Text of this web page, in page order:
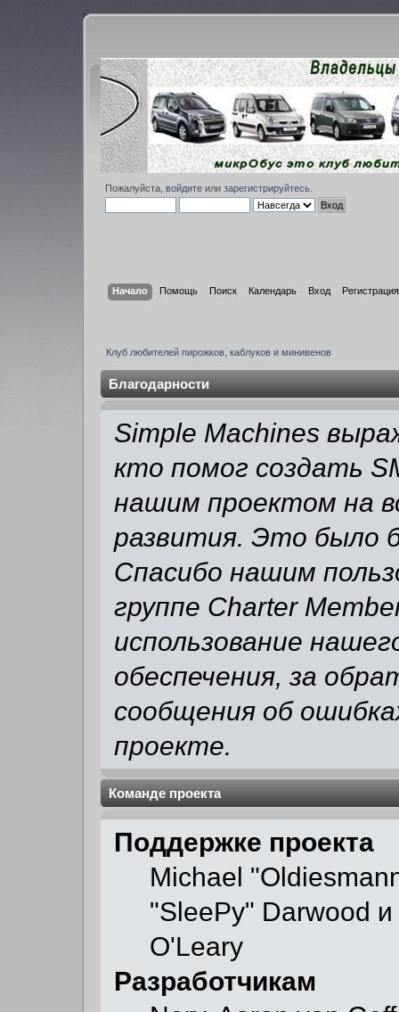
Пожалуйста,войдите илизарегистрируйтесь
Начало Помощь Поиск Календарь Вход Регистрация
Клуб любителей пирожков, каблуков и минивенов
Благодарности
Simple Machines
кто помог создать
нашим проектом на
развития. Это было
Спасибо нашим
группе Charter
использование
обеспечения, за
сообщения об
проекте.
Команде проекта
Поддержке проекта
Michael
"SleePy" Darwood
O'Leary
Разработчикам